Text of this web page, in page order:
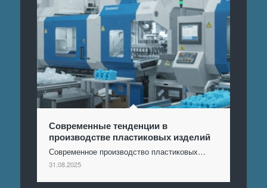
Современные тенденции в
производстве пластиковых изделий
Современное производство пластиковых…
31.08.2025